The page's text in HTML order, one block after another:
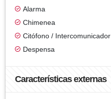
Alarma
Chimenea
Citófono / Intercomunicador
Despensa
Características externas